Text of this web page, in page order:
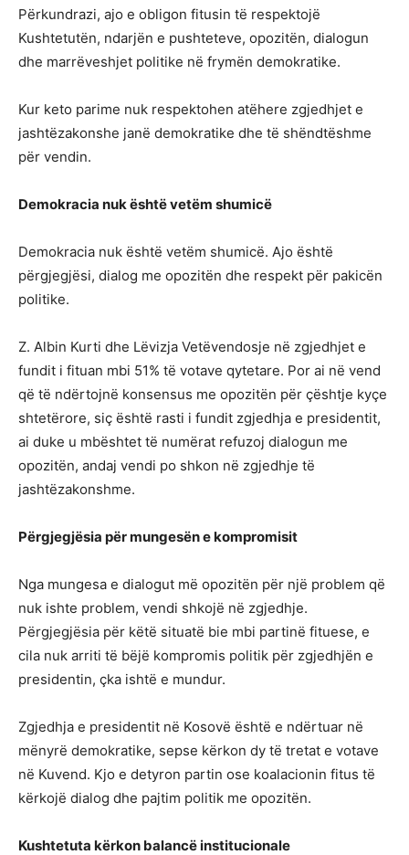
Përkundrazi, ajo e obligon fitusin të respektojë
Kushtetutën, ndarjën e pushteteve, opozitën, dialogun
dhe marrëveshjet politike në frymën demokratike.
Kur keto parime nuk respektohen atëhere zgjedhjet e
jashtëzakonshe janë demokratike dhe të shëndtëshme
për vendin.
Demokracia nuk është vetëm shumicë
Demokracia nuk është vetëm shumicë. Ajo është
përgjegjësi, dialog me opozitën dhe respekt për pakicën
politike.
Z. Albin Kurti dhe Lëvizja Vetëvendosje në zgjedhjet e
fundit i fituan mbi 51% të votave qytetare. Por ai në vend
që të ndërtojnë konsensus me opozitën për çështje kyçe
shtetërore, siç është rasti i fundit zgjedhja e presidentit,
ai duke u mbështet të numërat refuzoj dialogun me
opozitën, andaj vendi po shkon në zgjedhje të
jashtëzakonshme.
Përgjegjësia për mungesën e kompromisit
Nga mungesa e dialogut më opozitën për një problem që
nuk ishte problem, vendi shkojë në zgjedhje.
Përgjegjësia për këtë situatë bie mbi partinë fituese, e
cila nuk arriti të bëjë kompromis politik për zgjedhjën e
presidentin, çka ishtë e mundur.
Zgjedhja e presidentit në Kosovë është e ndërtuar në
mënyrë demokratike, sepse kërkon dy të tretat e votave
në Kuvend. Kjo e detyron partin ose koalacionin fitus të
kërkojë dialog dhe pajtim politik me opozitën.
Kushtetuta kërkon balancë institucionale